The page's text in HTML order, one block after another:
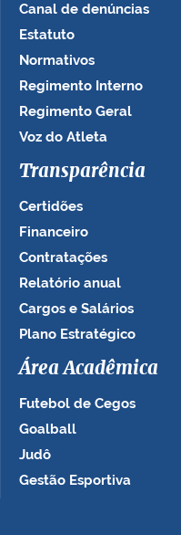
Canal de denúncias
Estatuto
Normativos
Regimento Interno
Regimento Geral
Voz do Atleta
Transparência
Certidões
Financeiro
Contratações
Relatório anual
Cargos e Salários
Plano Estratégico
Área Acadêmica
Futebol de Cegos
Goalball
Judô
Gestão Esportiva